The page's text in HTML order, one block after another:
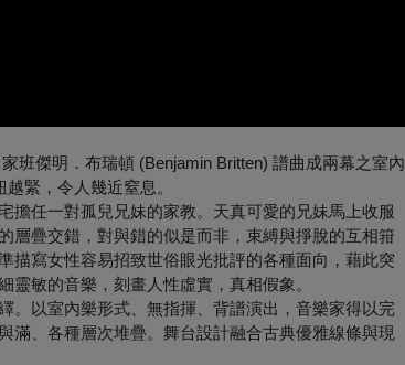
班傑明．布瑞頓 (Benjamin Britten) 譜曲成兩幕之室內
緊，令人幾近窒息。
擔任一對孤兒兄妹的家教。天真可愛的兄妹馬上收服
層疊交錯，對與錯的似是而非，束縛與掙脫的互相箝
描寫女性容易招致世俗眼光批評的各種面向，藉此突
敏的音樂，刻畫人性虛實，真相假象。
。以室內樂形式、無指揮、背譜演出，音樂家得以完
滿、各種層次堆疊。舞台設計融合古典優雅線條與現